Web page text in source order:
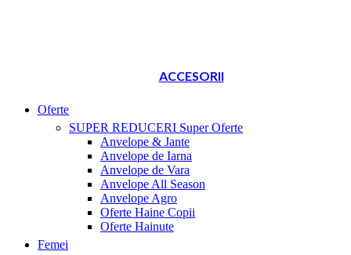
ACCESORII
Oferte
SUPER REDUCERI Super Oferte
Anvelope & Jante
Anvelope de Iarna
Anvelope de Vara
Anvelope All Season
Anvelope Agro
Oferte Haine Copii
Oferte Hainute
Femei